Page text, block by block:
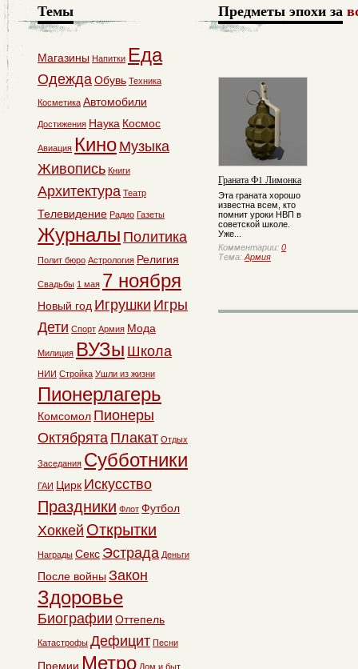
Предметы эпохи за
Граната Ф1 Лимонка
Эта граната хорошо
известна всем, кто
помнит уроки НВП в
советской школе.
Уже...
Комментарии: 0
Тема: Армия
Темы
Магазины Напитки Еда
ОдеждаОбувь Техника
Косметика Автомобили
Достижения Наука Космос
Авиация Кино Музыка
Живопись Книги
Архитектура Театр
Телевидение Радио Газеты
Журналы Политика
Полит бюро Астрология Религия
Свадьбы 1 мая 7 ноября
Новый год Игрушки Игры
Дети Спорт Армия Мода
Милиция ВУЗы Школа
НИИ Стройка Ушли из жизни
Пионерлагерь
Комсомол Пионеры
Октябрята Плакат Отдых
Заседания Субботники
ГАИ Цирк Искусство
Праздники Флот Футбол
Хоккей Открытки
Награды Секс Эстрада Деньги
После войны Закон
Здоровье
Биографии Оттепель
Катастрофы Дефицит Песни
Премии Метро Дом и быт